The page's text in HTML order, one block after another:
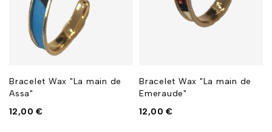
Bracelet Wax "La main de
Assa"
12,00€
Bracelet Wax "La main de
Emeraude"
12,00€